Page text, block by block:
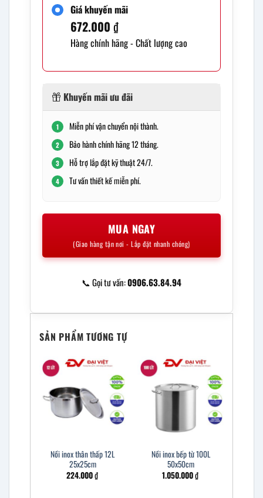
Giá khuyến mãi
672.000 ₫
Hàng chính hãng - Chất lượng cao
Khuyến mãi ưu đãi
1 Miễn phí vận chuyển nội thành.
2 Bảo hành chính hãng 12 tháng.
3 Hỗ trợ lắp đặt kỹ thuật 24/7.
4 Tư vấn thiết kế miễn phí.
MUA NGAY
(Giao hàng tận nơi - Lắp đặt nhanh chóng)
📞 Gọi tư vấn:0906.63.84.94
SẢN PHẨM TƯƠNG TỰ
Nồi inox thân thấp 12L
25x25cm
224.000₫
Nồi inox bếp từ 100L
50x50cm
1.050.000₫